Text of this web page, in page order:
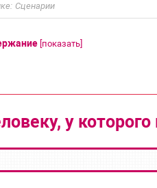
Сценарии
[показать]
у которого